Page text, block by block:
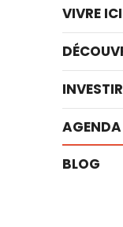
VIVRE ICI
INVESTIR
AGENDA
BLOG